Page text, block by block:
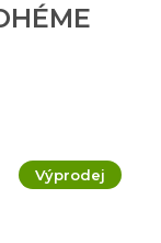
Výprodej